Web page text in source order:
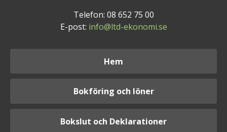
Telefon: 08 652 75 00
E-post: info@ltd-ekonomi.se
Hem
Bokföring och löner
Bokslut och Deklarationer